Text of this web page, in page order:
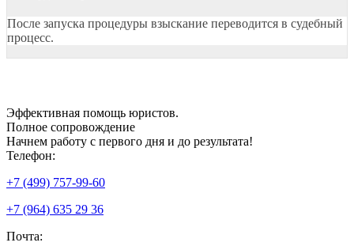
После запуска процедуры взыскание переводится в судебный
процесс.
Эффективная помощь юристов.
Полное сопровождение
Начнем работу с первого дня и до результата!
Телефон:
+7 (499) 757-99-60
+7 (964) 635 29 36
Почта: